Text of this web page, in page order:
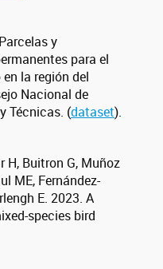
y
para el
la región del
Nacional de
Técnicas. (dataset).
H, Buitron G, Muñoz
ME, Fernández-
E. 2023. A
species bird